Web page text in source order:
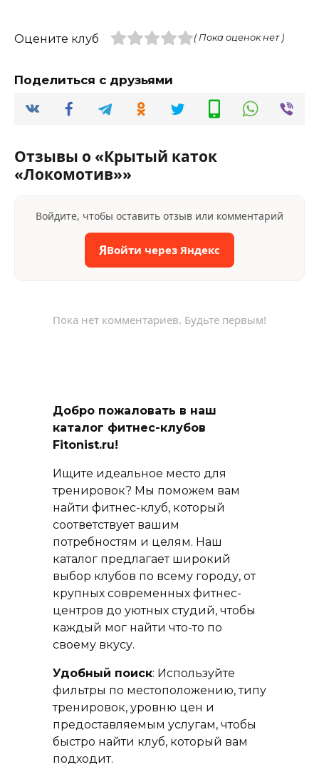
Оцените клуб ( Пока оценок нет )
Поделиться с друзьями
Отзывы о «Крытый каток
«Локомотив»»
Войдите, чтобы оставить отзыв или комментарий
ЯВойти через Яндекс
Пока нет комментариев. Будьте первым!
Добро пожаловать в наш
каталог фитнес-клубов
Fitonist.ru!
Ищите идеальное место для
тренировок? Мы поможем вам
найти фитнес-клуб, который
соответствует вашим
потребностям и целям. Наш
каталог предлагает широкий
выбор клубов по всему городу, от
крупных современных фитнес-
центров до уютных студий, чтобы
каждый мог найти что-то по
своему вкусу.
Удобный поиск: Используйте
фильтры по местоположению, типу
тренировок, уровню цен и
предоставляемым услугам, чтобы
быстро найти клуб, который вам
подходит.